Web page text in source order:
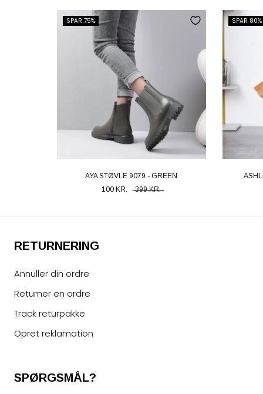
SPAR 75%
AYA STØVLE 9079 - GREEN
100 KR.
399 KR.
SPAR 80%
RETURNERING
Annuller din ordre
Returner en ordre
Track returpakke
Opret reklamation
SPØRGSMÅL?